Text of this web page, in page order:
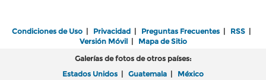
Condiciones de Uso | Privacidad | Preguntas Frecuentes | RSS |
Versión Móvil| Mapa de Sitio
Galerías de fotos de otros países:
Estados Unidos | Guatemala | México